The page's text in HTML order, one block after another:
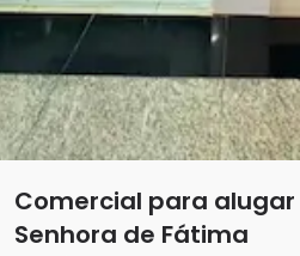
Comercial para alugar
Senhora de Fátima